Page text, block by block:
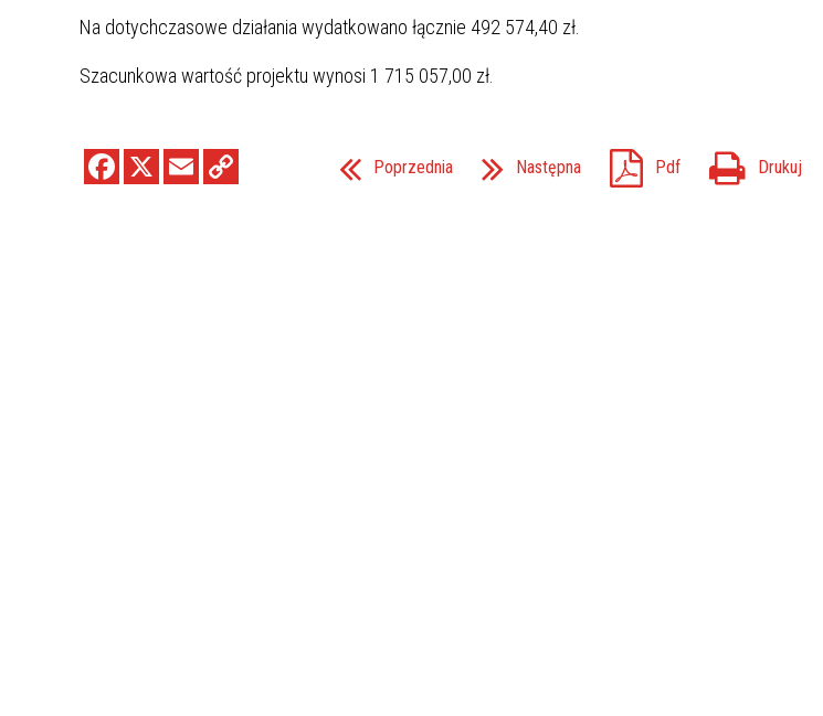
Na dotychczasowe działania wydatkowano łącznie 492 574,40 zł.
Szacunkowa wartość projektu wynosi 1 715 057,00 zł.
Poprzednia Następna Pdf Drukuj